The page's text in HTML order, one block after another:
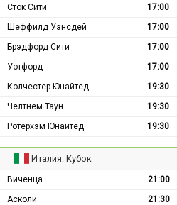
Сток Сити
17:00
Шеффилд Уэнсдей
17:00
Брэдфорд Сити
17:00
Уотфорд
17:00
Колчестер Юнайтед
19:30
Челтнем Таун
19:30
Ротерхэм Юнайтед
19:30
Италия: Кубок
Виченца 21:00
Асколи
21:30